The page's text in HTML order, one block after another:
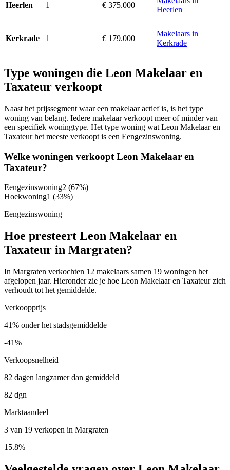
Heerlen 1 € 375.000
Heerlen
Kerkrade 1 € 179.000
Makelaars in
Kerkrade
Type woningen die Leon Makelaar en
Taxateur verkoopt
Naast het prijssegment waar een makelaar actief is, is het type
woning van belang. Iedere makelaar verkoopt meer of minder van
een specifiek woningtype. Het type woning wat Leon Makelaar en
Taxateur het meeste verkoopt is een Eengezinswoning.
Welke woningen verkoopt Leon Makelaar en
Taxateur?
Eengezinswoning2 (67%)
Hoekwoning1 (33%)
Eengezinswoning
Hoe presteert Leon Makelaar en
Taxateur in Margraten?
In Margraten verkochten 12 makelaars samen 19 woningen het
afgelopen jaar. Hieronder zie je hoe Leon Makelaar en Taxateur zich
verhoudt tot het gemiddelde.
Verkoopprijs
41% onder het stadsgemiddelde
-41%
Verkoopsnelheid
82 dagen langzamer dan gemiddeld
82 dgn
Marktaandeel
3 van 19 verkopen in Margraten
15.8%